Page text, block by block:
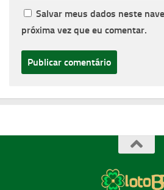
Salvar meus dados neste
próxima vez que eu comentar.